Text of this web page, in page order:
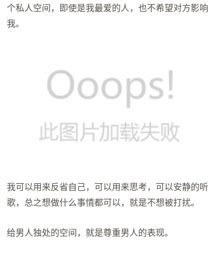
个私人空间，即使是我最爱的人，也不希望对方影响
我。
我可以用来反省自己，可以用来思考，可以安静的听
歌，总之想做什么事情都可以，就是不想被打扰。
给男人独处的空间，就是尊重男人的表现。